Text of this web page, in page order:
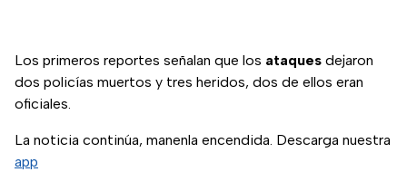
Los primeros reportes señalan que los ataques dejaron
dos policías muertos y tres heridos, dos de ellos eran
oficiales.
La noticia continúa, manenla encendida. Descarga nuestra
app